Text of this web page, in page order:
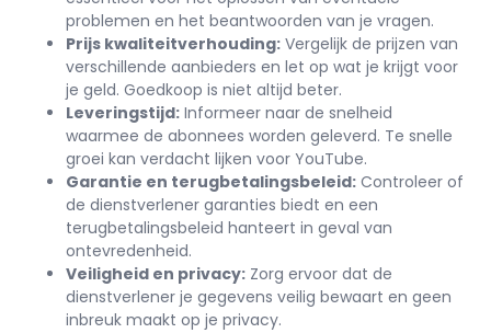
problemen en het beantwoorden van je vragen.
Prijs kwaliteitverhouding: Vergelijk de prijzen van
verschillende aanbieders en let op wat je krijgt voor
je geld. Goedkoop is niet altijd beter.
Leveringstijd: Informeer naar de snelheid
waarmee de abonnees worden geleverd. Te snelle
groei kan verdacht lijken voor YouTube.
Garantie en terugbetalingsbeleid: Controleer of
de dienstverlener garanties biedt en een
terugbetalingsbeleid hanteert in geval van
ontevredenheid.
Veiligheid en privacy: Zorg ervoor dat de
dienstverlener je gegevens veilig bewaart en geen
inbreuk maakt op je privacy.